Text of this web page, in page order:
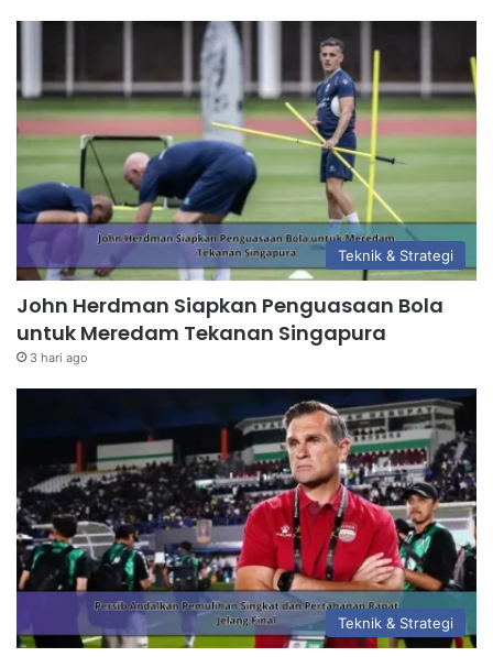
Teknik & Strategi
John Herdman Siapkan Penguasaan Bola
untuk Meredam Tekanan Singapura
3 hari ago
Teknik & Strategi